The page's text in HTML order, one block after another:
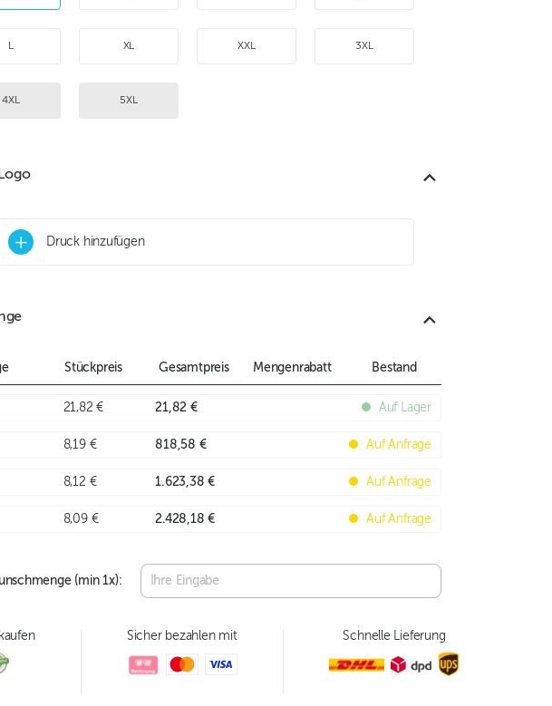
L XL XXL 3XL
4XL 5XL
+ Druck hinzufügen
Stückpreis Gesamtpreis Mengenrabatt Bestand
21,82 € 21,82 € Auf Lager
8,19 € 818,58 € Auf Anfrage
8,12 € 1.623,38 € Auf Anfrage
8,09 € 2.428,18 € Auf Anfrage
(min1x):
Sicher bezahlen mit Schnelle Lieferung